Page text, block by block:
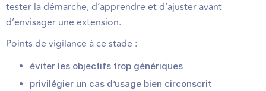
tester la démarche, d’apprendre et d’ajuster avant
d’envisager une extension.
Points de vigilance à ce stade :
éviter les objectifs trop génériques
privilégier un cas d’usage bien circonscrit